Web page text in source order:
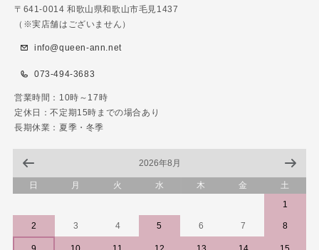
〒641-0014 和歌山県和歌山市毛見1437
（※実店舗はございません）
info@queen-ann.net
073-494-3683
営業時間：10時～17時
定休日：不定期15時までの場合あり
長期休業：夏季・冬季
2026年8月
日 月 火 水 木 金
土
1
2 3 4 5 6 7 8